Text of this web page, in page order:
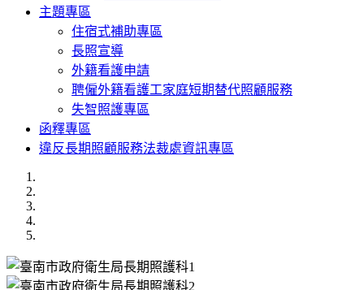
主題專區
住宿式補助專區
長照宣導
外籍看護申請
聘僱外籍看護工家庭短期替代照顧服務
失智照護專區
函釋專區
違反長期照顧服務法裁處資訊專區